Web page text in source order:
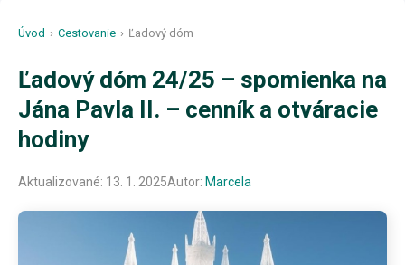
Úvod › Cestovanie › Ľadový dóm
Ľadový dóm 24/25 – spomienka na
Jána Pavla II. – cenník a otváracie
hodiny
Aktualizované: 13. 1. 2025Autor: Marcela